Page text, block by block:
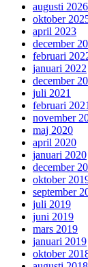
augusti 2026
oktober
april 2023
december
februari
januari 2022
december
juli 2021
februari
november
maj 2020
april 2020
januari 2020
december
oktober
september
juli 2019
juni 2019
mars 2019
januari 2019
oktober